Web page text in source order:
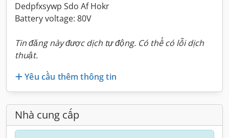
Dedpfxsywp Sdo Af Hokr
Battery voltage: 80V
Tin đăng này được dịch tự động. Có thể có lỗi dịch
thuật.
Yêu cầu thêm thông tin
Nhà cung cấp